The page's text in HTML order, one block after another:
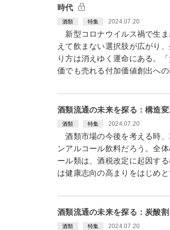
時代
酒類 特集 2024.07.20
新型コロナウイルス禍で生
えて飲まない選択肢が広がり
り方は消えゆく運命にある。
価でも売れる付加価値創出へ
酒類流通の未来を探る：構造
酒類 特集 2024.07.20
酒類市場の今後を考える時、
ンアルコール飲料だろう。全
ール類は、酒税改定に起因す
は健康志向の高まりをはじめ
酒類流通の未来を探る：炭酸
酒類 特集 2024.07.20